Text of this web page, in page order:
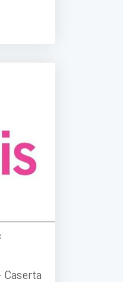
Caserta